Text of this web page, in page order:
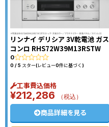
リンナイ デリシア 3V乾電池 ガス
コンロ RHS72W39M13RSTW
0
0 / 5 スター(レビュー0件に基づく)
工事費込価格
¥212,286 （税込）
商品詳細を見る